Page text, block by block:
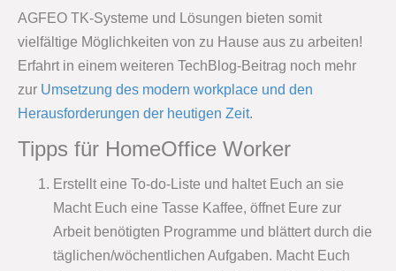
AGFEO TK-Systeme und Lösungen bieten somit
vielfältige Möglichkeiten von zu Hause aus zu arbeiten!
Erfahrt in einem weiteren TechBlog-Beitrag noch mehr
zur Umsetzung des modern workplace und den
Herausforderungen der heutigen Zeit.
Tipps für HomeOffice Worker
Erstellt eine To-do-Liste und haltet Euch an sie
Macht Euch eine Tasse Kaffee, öffnet Eure zur
Arbeit benötigten Programme und blättert durch die
täglichen/wöchentlichen Aufgaben. Macht Euch